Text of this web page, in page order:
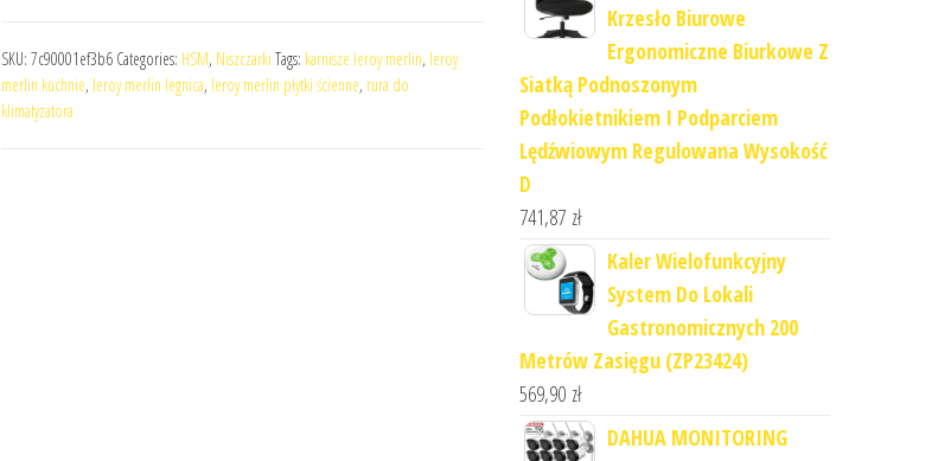
SKU: 7c90001ef3b6 Categories: HSM, Niszczarki Tags: karnisze leroy merlin, leroy
merlin kuchnie, leroy merlin legnica, leroy merlin płytki ścienne, rura do
klimatyzatora
Krzesło Biurowe
Ergonomiczne Biurkowe Z
Siatką Podnoszonym
Podłokietnikiem I Podparciem
Lędźwiowym Regulowana Wysokość
D
741,87 zł
Kaler Wielofunkcyjny
System Do Lokali
Gastronomicznych 200
Metrów Zasięgu (ZP23424)
569,90 zł
DAHUA MONITORING